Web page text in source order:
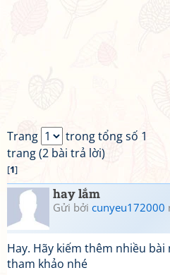
Trang
trong tổng số 1
trang (2 bài trả lời)
[1]
hay lắm
Gửi bởi cunyeu172000
Hay. Hãy kiếm thêm nhiều
tham khảo nhé